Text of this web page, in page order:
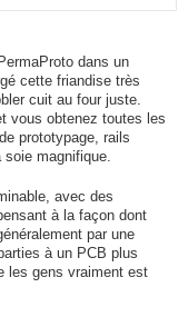
dans un
cette friandise très
cuit au four juste.
vous obtenez toutes les
prototypage, rails
magnifique.
avec des
à la façon dont
par une
à un PCB plus
les gens vraiment est